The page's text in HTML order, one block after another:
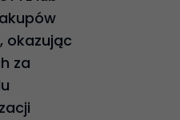
okazując
za